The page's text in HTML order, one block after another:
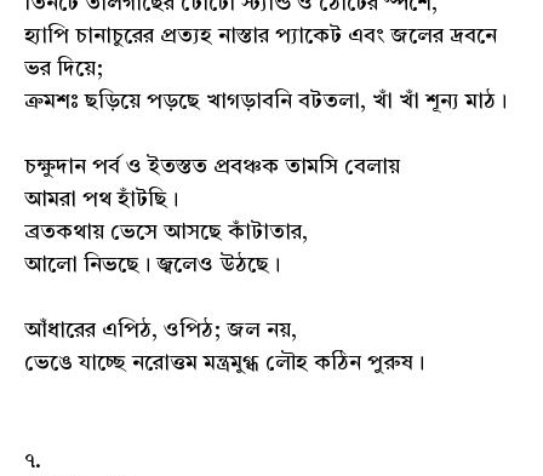
হ্যাপি চানাচুরের প্রত্যহ নাস্তার প্যাকেট এবং জলের দ্রবনে
ভর দিয়ে;
ক্রমশঃ ছড়িয়ে পড়ছে খাগড়াবনি বটতলা, খাঁ খাঁ শূন্য মাঠ।
চক্ষুদান পর্ব ও ইতস্তত প্রবঞ্চক তামসি বেলায়
আমরা পথ হাঁটছি।
ব্রতকথায় ভেসে আসছে কাঁটাতার,
আলো নিভছে। জ্বলেও উঠছে।
আঁধারের এপিঠ, ওপিঠ; জল নয়,
ভেঙে যাচ্ছে নরোত্তম মন্ত্রমুগ্ধ লৌহ কঠিন পুরুষ।
৭.